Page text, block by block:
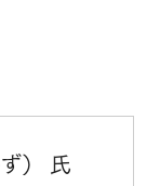
） 氏